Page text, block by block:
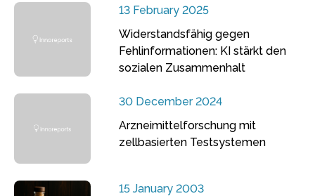
13 February 2025
Widerstandsfähig gegen
Fehlinformationen: KI stärkt den
sozialen Zusammenhalt
30 December 2024
Arzneimittelforschung mit
zellbasierten Testsystemen
15 January 2003